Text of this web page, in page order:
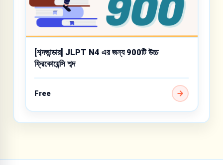
[শব্দভান্ডার] JLPT N4 এর জন্য 900টি উচ্চ
ফ্রিকোয়েন্সি শব্দ
Free